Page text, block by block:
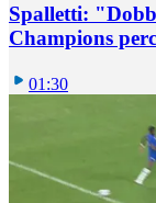
Spalletti:
Champions
01:30